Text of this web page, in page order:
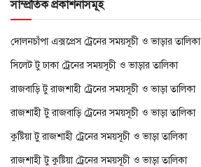
সাম্প্রতিক প্রকাশনাসমূহ
দোলনচাঁপা এক্সপ্রেস ট্রেনের সময়সূচী ও ভাড়ার তালিকা
সিলেট টু ঢাকা ট্রেনের সময়সূচী ও ভাড়ার তালিকা
রাজবাড়ি টু রাজশাহী ট্রেনের সময়সূচী ও ভাড়া তালিকা
রাজশাহী টু রাজবাড়ি ট্রেনের সময়সূচী ও ভাড়া তালিকা
কুষ্টিয়া টু রাজশাহী ট্রেনের সময়সূচী ও ভাড়া তালিকা
রাজশাহী টু কুষ্টিয়া ট্রেনের সময়সূচী ও ভাড়া তালিকা